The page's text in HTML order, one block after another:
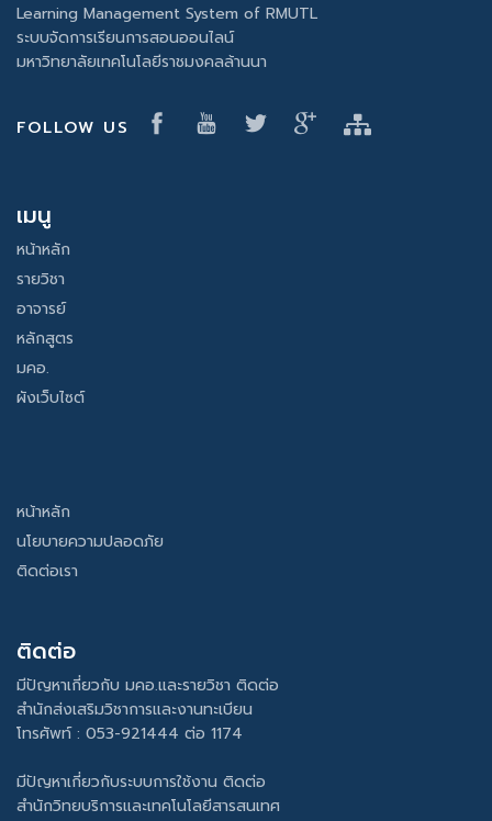
Learning Management System of RMUTL
ระบบจัดการเรียนการสอนออนไลน์
มหาวิทยาลัยเทคโนโลยีราชมงคลล้านนา
FOLLOW US
เมนู
หน้าหลัก
รายวิชา
อาจารย์
หลักสูตร
มคอ.
ผังเว็บไซต์
หน้าหลัก
นโยบายความปลอดภัย
ติดต่อเรา
ติดต่อ
มีปัญหาเกี่ยวกับ มคอ.และรายวิชา ติดต่อ
สำนักส่งเสริมวิชาการและงานทะเบียน
โทรศัพท์ : 053-921444 ต่อ 1174
มีปัญหาเกี่ยวกับระบบการใช้งาน ติดต่อ
สำนักวิทยบริการและเทคโนโลยีสารสนเทศ